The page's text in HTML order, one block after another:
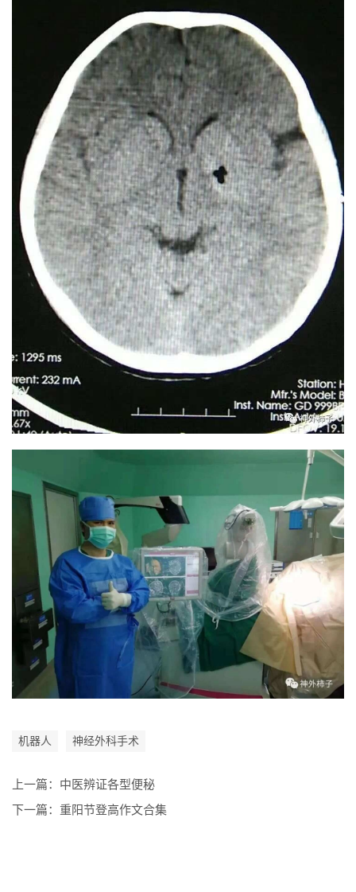
机器人 神经外科手术
上一篇： 中医辨证各型便秘
下一篇： 重阳节登高作文合集